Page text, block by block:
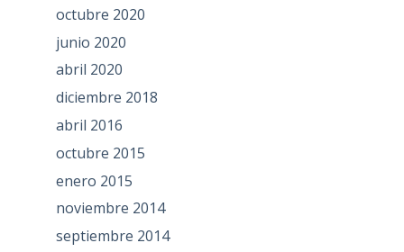
octubre 2020
junio 2020
abril 2020
diciembre 2018
abril 2016
octubre 2015
enero 2015
noviembre 2014
septiembre 2014